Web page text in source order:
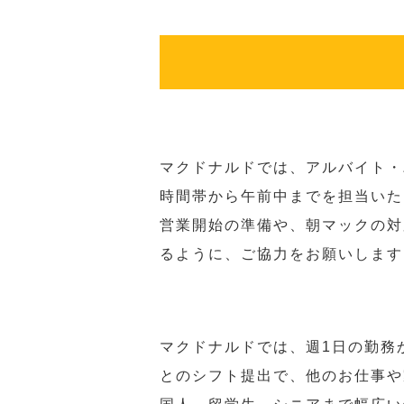
マクドナルドでは、アルバイト
時間帯から午前中までを担当い
営業開始の準備や、朝マックの
るように、ご協力をお願いしま
マクドナルドでは、週1日の勤
とのシフト提出で、他のお仕事